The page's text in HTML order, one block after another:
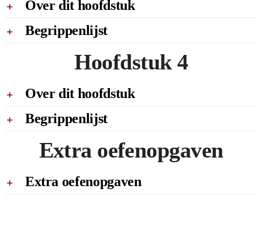
Over dit hoofdstuk
Begrippenlijst
Hoofdstuk 4
Over dit hoofdstuk
Begrippenlijst
Extra oefenopgaven
Extra oefenopgaven